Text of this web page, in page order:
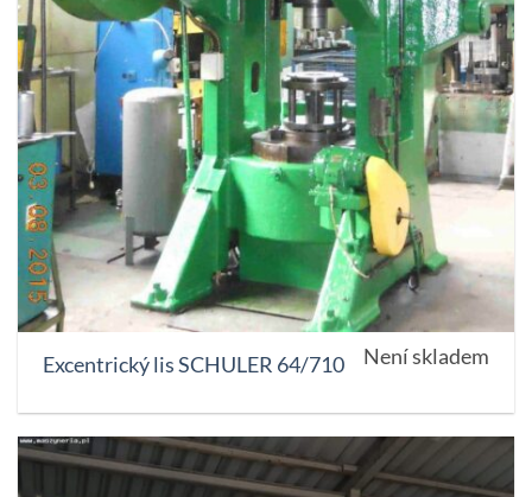
Excentrický lis SCHULER 64/710 Není skladem